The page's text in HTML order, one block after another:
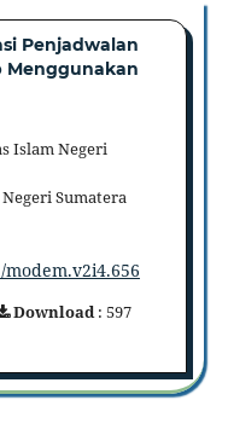
Penjadwalan
Menggunakan
Islam Negeri
Sumatera
Download: 597